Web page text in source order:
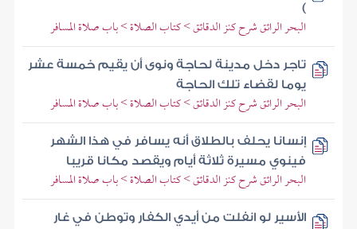
)
البحر الرائق شرح كنز الدقائق > كتاب الصلاة > باب صلاة المسافر
تاجر دخل مدينة لحاجة ونوى أن يقيم خمسة عشر
يوما لقضاء تلك الحاجة
البحر الرائق شرح كنز الدقائق > كتاب الصلاة > باب صلاة المسافر
إنسانا يحلف بالطلاق أنه يسافر في هذا الشهر
فينوي مسيرة ثلاثة أيام ويقصد مكانا قريبا
البحر الرائق شرح كنز الدقائق > كتاب الصلاة > باب صلاة المسافر
الأسير لو انفلت من أيدي الكفار وتوطن في غار